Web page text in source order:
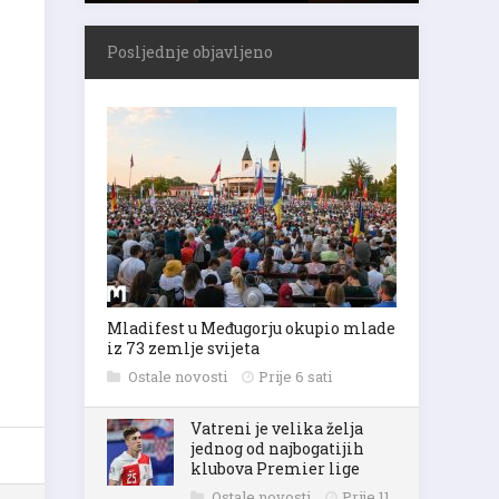
Posljednje objavljeno
Mladifest u Međugorju okupio mlade
iz 73 zemlje svijeta
Ostale novosti Prije 6 sati
Vatreni je velika želja
jednog od najbogatijih
klubova Premier lige